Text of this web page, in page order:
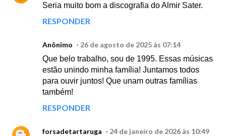
Seria muito bom a discografia do Almir Sater.
RESPONDER
Anônimo
26 de agosto de 2025 às 07:14
Que belo trabalho, sou de 1995. Essas músicas
estão unindo minha família! Juntamos todos
para ouvir juntos! Que unam outras famílias
também!
RESPONDER
forsadetartaruga
24 de janeiro de 2026 às 10:49